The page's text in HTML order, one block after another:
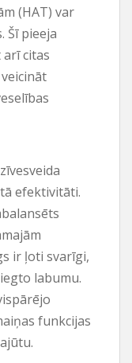
(HAT) var
Šī pieeja
citas
efektivitāti.
ir ļoti svarīgi,
labumu.
funkcijas